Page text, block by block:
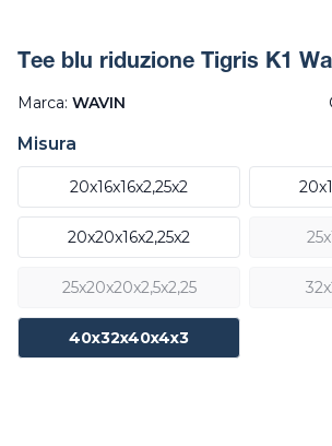
Tee blu riduzione Tigris K1
Marca: WAVIN
Misura
20x16x16x2,25x2
20x20x16x2,25x2
25x20x20x2,5x2,25
40x32x40x4x3